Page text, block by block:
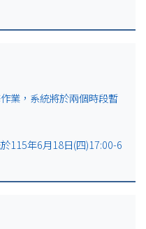
業，系統將於兩個時段暫
115年6月18日(四)17:00-6
務